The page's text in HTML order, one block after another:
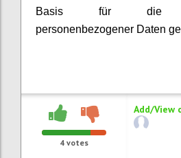
Basis für die
personenbezogener Daten
4 votes
Add/View